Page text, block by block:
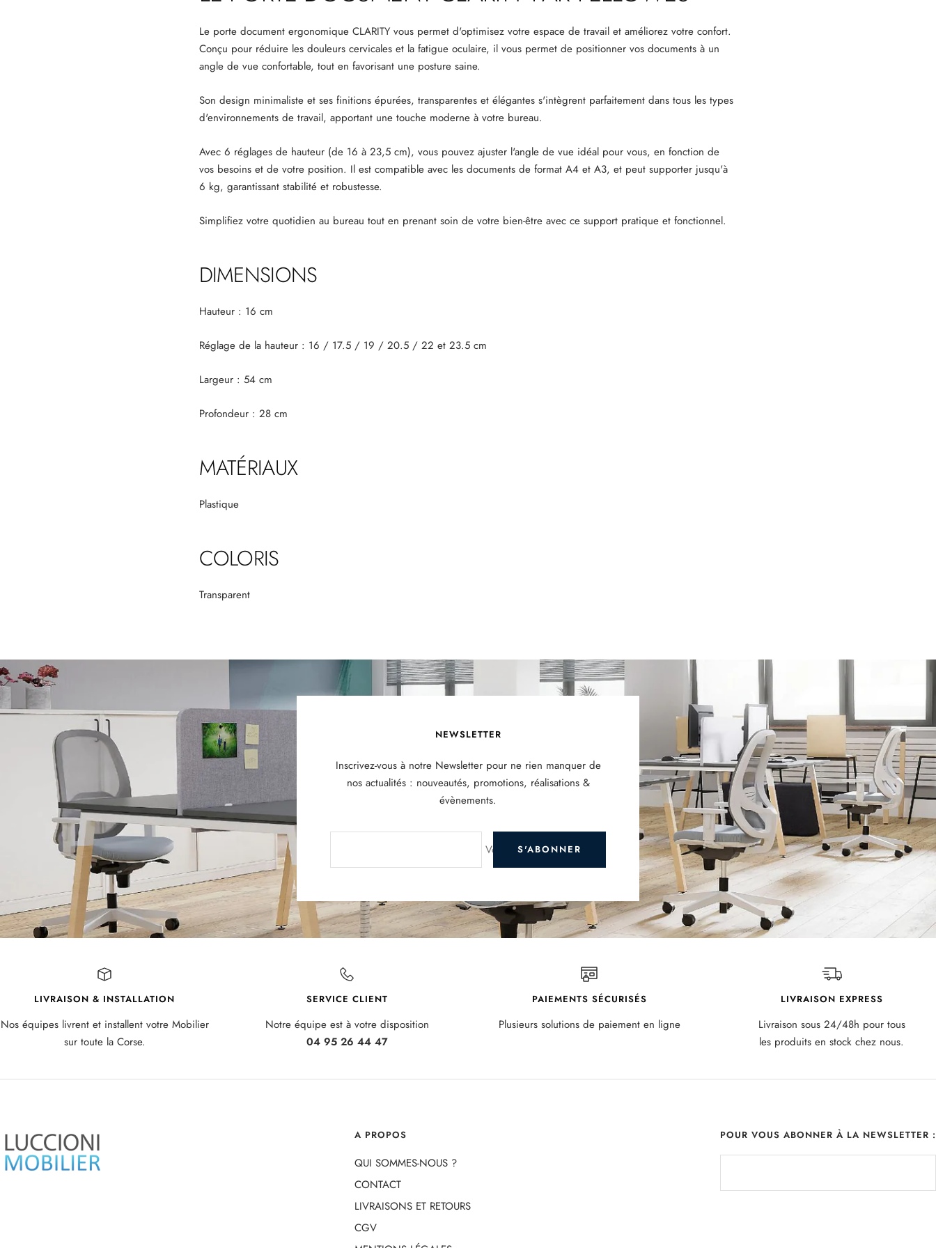
Le porte document ergonomique CLARITY vous permet d'optimisez votre espace de travail et améliorez votre confort.
Conçu pour réduire les douleurs cervicales et la fatigue oculaire, il vous permet de positionner vos documents à un
angle de vue confortable, tout en favorisant une posture saine.
Son design minimaliste et ses finitions épurées, transparentes et élégantes s'intègrent parfaitement dans tous les types
d'environnements de travail, apportant une touche moderne à votre bureau.
Avec 6 réglages de hauteur (de 16 à 23,5 cm), vous pouvez ajuster l'angle de vue idéal pour vous, en fonction de
vos besoins et de votre position. Il est compatible avec les documents de format A4 et A3, et peut supporter jusqu'à
6 kg, garantissant stabilité et robustesse.
Simplifiez votre quotidien au bureau tout en prenant soin de votre bien-être avec ce support pratique et fonctionnel.
DIMENSIONS
Hauteur : 16 cm
Réglage de la hauteur : 16 / 17.5 / 19 / 20.5 / 22 et 23.5 cm
Largeur : 54 cm
Profondeur : 28 cm
MATÉRIAUX
Plastique
COLORIS
Transparent
NEWSLETTER
Inscrivez-vous à notre Newsletter pour ne rien manquer de
nos actualités : nouveautés, promotions, réalisations &
évènements.
Votre e-mailS'ABONNER
LIVRAISON & INSTALLATION
Nos équipes livrent et installent votre Mobilier
sur toute la Corse.
SERVICE CLIENT
Notre équipe est à votre disposition
04 95 26 44 47
PAIEMENTS SÉCURISÉS
Plusieurs solutions de paiement en ligne
LIVRAISON EXPRESS
Livraison sous 24/48h pour tous
les produits en stock chez nous.
A PROPOS
QUI SOMMES-NOUS ?
CONTACT
LIVRAISONS ET RETOURS
CGV
POUR VOUS ABONNER À LA NEWSLETTER :